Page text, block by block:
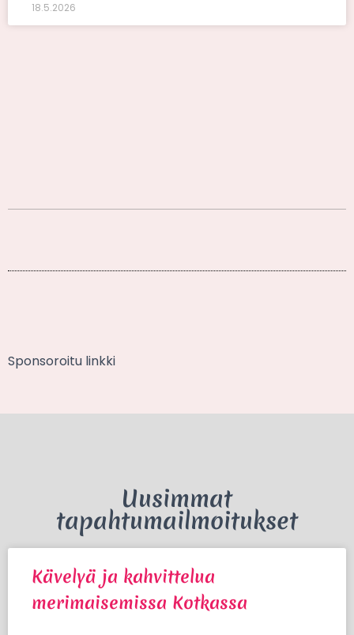
18.5.2026
Sponsoroitu linkki
Uusimmat
tapahtumailmoitukset
Kävelyä ja kahvittelua
merimaisemissa Kotkassa